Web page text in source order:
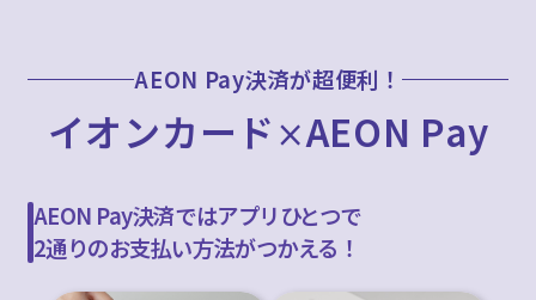
AEON Pay決済が超便利！
イオンカード ×AEON Pay
AEON Pay決済ではアプリひとつで
2通りのお支払い方法がつかえる！